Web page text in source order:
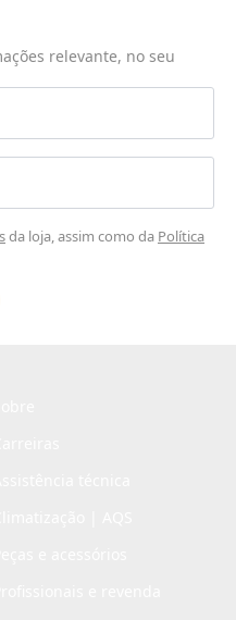
relevante, no seu
da loja, assim como da Política